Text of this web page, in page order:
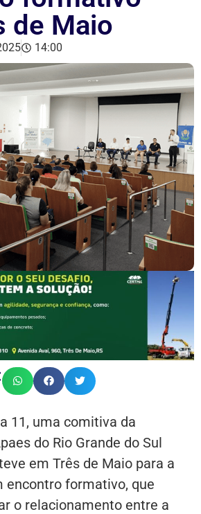
de Maio
14:00
11, uma comitiva da
do Rio Grande do Sul
em Três de Maio para a
encontro formativo, que
o relacionamento entre a